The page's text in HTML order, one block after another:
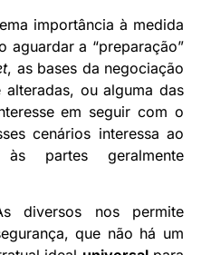
importância à medida
aguardar a “preparação”
, as bases da negociação
ou alguma das
em seguir com o
cenários interessa ao
partes geralmente
diversos nos permite
que não há um